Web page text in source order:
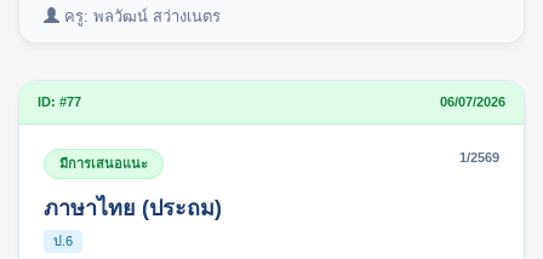
ครู: พลวัฒน์ สว่างเนตร
ID: #77 06/07/2026
มีการเสนอแนะ 1/2569
ภาษาไทย (ประถม)
ป.6